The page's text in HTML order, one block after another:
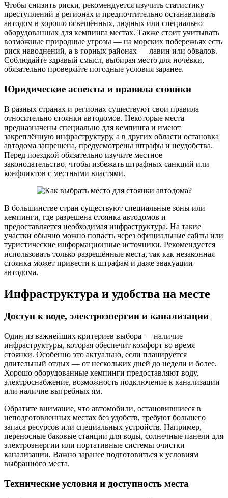
Чтобы снизить риски, рекомендуется изучить статистику
преступлений в регионах и предпочтительно останавливать
автодом в хорошо освещённых, людных или специально
оборудованных для кемпинга местах. Также стоит учитывать
возможные природные угрозы — на морских побережьях есть
риск наводнений, а в горных районах — лавин или обвалов.
Соблюдайте здравый смысл, выбирая место для ночёвки,
обязательно проверяйте погодные условия заранее.
Юридические аспекты и правила стоянки
В разных странах и регионах существуют свои правила
относительно стоянки автодомов. Некоторые места
предназначены специально для кемпинга и имеют
закреплённую инфраструктуру, а в других области остановка
автодома запрещена, предусмотрены штрафы и неудобства.
Перед поездкой обязательно изучите местное
законодательство, чтобы избежать штрафных санкций или
конфликтов с местными властями.
В большинстве стран существуют специальные зоны или
кемпинги, где разрешена стоянка автодомов и
предоставляется необходимая инфраструктура. На такие
участки обычно можно попасть через официальные сайты или
туристические информационные источники. Рекомендуется
использовать только разрешённые места, так как незаконная
стоянка может привести к штрафам и даже эвакуации
автодома.
Инфраструктура и удобства на месте
Доступ к воде, электроэнергии и канализации
Один из важнейших критериев выбора — наличие
инфраструктуры, которая обеспечит комфорт во время
стоянки. Особенно это актуально, если планируется
длительный отдых — от нескольких дней до недели и более.
Хорошо оборудованные кемпинги предоставляют воду,
электроснабжение, возможность подключение к канализации
или наличие выгребных ям.
Обратите внимание, что автомобили, остановившиеся в
неподготовленных местах без удобств, требуют большего
запаса ресурсов или специальных устройств. Например,
переносные баковые станции для воды, солнечные панели для
электроэнергии или портативные системы очистки
канализации. Важно заранее подготовиться к условиям
выбранного места.
Технические условия и доступность места